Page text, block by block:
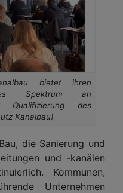
bietet ihren
Spektrum an
Qualifizierung des
Kanalbau)
die Sanierung und
und -kanälen
Kommunen,
Unternehmen